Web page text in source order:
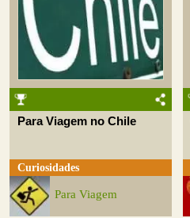
Para Viagem no Chile
Curiosidades
Para Viagem